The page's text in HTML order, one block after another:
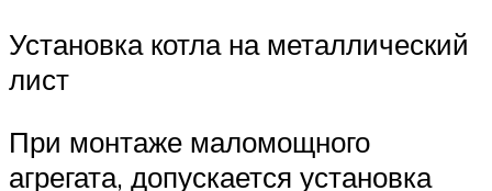
Установка котла на металлический
лист
При монтаже маломощного
агрегата, допускается установка